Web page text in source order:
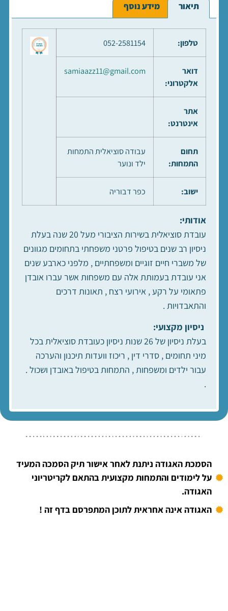
תיאור מידע נוסף
טלפון: 052-2581154
דואר
אלקטרוני:
samiaazz11@gmail.com
אתר
אינטרנט:
תחום
התמחות:
עבודה סוציאלית התמחות
ילד ונוער
ישוב: כפר דבוריה
אודותי:
עובדת סוציאלית בשירות הציבורי מעל 20 שנה בעלת
ניסיון רב שנים בטיפול פרטני משפחתי בתחומים מגוונים
של משברי חיים זוגיים ומשפחתיים , מלפני כארבע שנים
אני עובדת בעמותת אלה עם משפחות אשר עברו אובדן
פתאומי על רקע , אירועי רצח , תאונות דרכים
והתאבדויות .
ניסיון מקצועי:
בעלת ניסיון של 26 שנות ניסיון כעובדת סוציאלית בכל
מיני תחומים , סדרי דין , ריכוז וועדות תיכנון והערכה
עבור ילדים ומשפחות , התמחות בטיפול באובדן ושכול .
.
הסמכת האגודה ניתנת לאחר אישור תיק הסמכה המעיד
על לימודים והתמחות מקצועית בהתאם לקריטריוני
האגודה.
האגודה אינה אחראית לתוכן המתפרסם בדף זה !